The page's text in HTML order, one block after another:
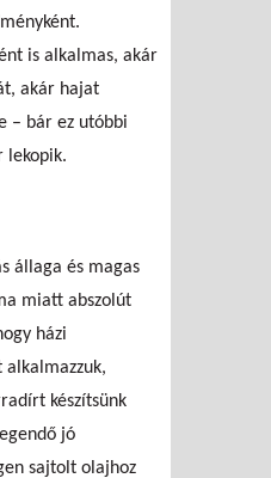
is alkalmas, akár
akár hajat
– bár ez utóbbi
lekopik.
állaga és magas
miatt abszolút
házi
alkalmazzuk,
készítsünk
jó
sajtolt olajhoz